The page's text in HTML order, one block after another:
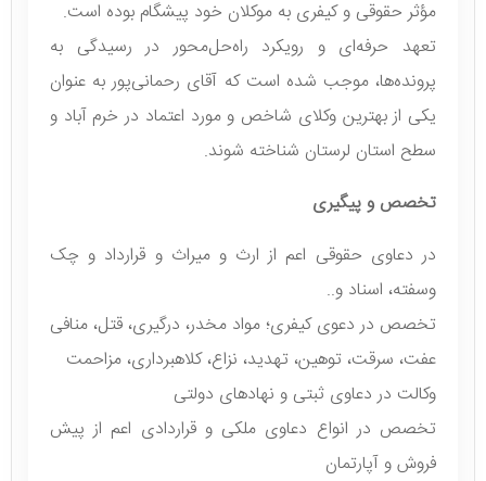
مؤثر حقوقی و کیفری به موکلان خود پیشگام بوده‌ است.
تعهد حرفه‌ای و رویکرد راه‌حل‌محور در رسیدگی به
پرونده‌ها، موجب شده است که آقای رحمانی‌پور به عنوان
یکی از بهترین وکلای شاخص و مورد اعتماد در خرم آباد و
سطح استان لرستان شناخته شوند.
تخصص و پیگیری
در دعاوی حقوقی اعم از ارث و میراث و قرارداد و چک
وسفته، اسناد و..
تخصص در دعوی کیفری؛ مواد مخدر، درگیری، قتل، منافی
عفت، سرقت، توهین، تهدید، نزاع، کلاهبرداری، مزاحمت
وکالت در دعاوی ثبتی و نهادهای دولتی
تخصص در انواع دعاوی ملکی و قراردادی اعم از پیش
فروش و آپارتمان